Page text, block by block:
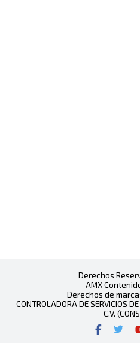
Derechos
AMX
Derechos de
CONTROLADORA DE SERVICIOS
C.V.